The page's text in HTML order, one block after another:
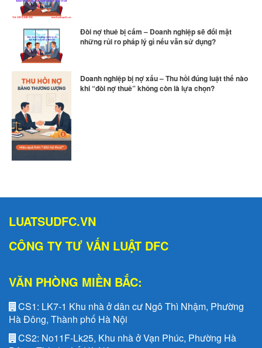
Đòi nợ thuê bị cấm – Doanh nghiệp sẽ đối mặt
những rủi ro pháp lý gì nếu vẫn sử dụng?
Doanh nghiệp bị nợ xấu – Thu hồi đúng luật thế nào
khi “đòi nợ thuê” không còn là lựa chọn?
LUATSUDFC.VN
CÔNG TY TƯ VẤN LUẬT DFC
VĂN PHÒNG MIỀN BẮC:
CS1: LK7-1 Khu nhà ở dân cư Ngô Thì Nhậm, Phường
Hà Đông, Thành phố Hà Nội
CS2: No11F-Lk25, Khu nhà ở Vạn Phúc, Phường Hà